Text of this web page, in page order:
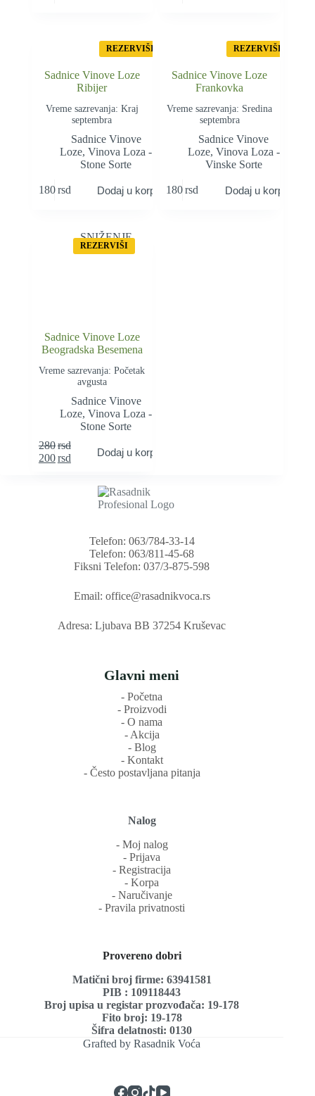
REZERVIŠI
Sadnice Vinove Loze
Ribijer
Vreme sazrevanja: Kraj
septembra
Sadnice Vinove
Loze,Vinova Loza -
Stone Sorte
180rsd Dodaj u korpu
REZERVIŠI
Sadnice Vinove Loze
Frankovka
Vreme sazrevanja: Sredina
septembra
Sadnice Vinove
Loze, Vinova Loza -
Vinske Sorte
180 rsd Dodaj u korpu
REZERVIŠI
SNIŽENJE
Sadnice Vinove Loze
Beogradska Besemena
Vreme sazrevanja: Početak
avgusta
Sadnice Vinove
Loze,Vinova Loza -
Stone Sorte
280rsd
Оригинална
200rsdТренутна
200rsd.
Dodaj u korpu
Telefon: 063/784-33-14
Telefon: 063/811-45-68
Fiksni Telefon: 037/3-875-598
Email: office@rasadnikvoca.rs
Adresa: Ljubava BB 37254 Kruševac
Glavni meni
‐ Početna
‐ Proizvodi
‐ O nama
‐ Akcija
‐ Blog
‐ Kontakt
‐ Često postavljana pitanja
Nalog
‐ Moj nalog
‐ Prijava
‐ Registracija
‐ Korpa
‐ Naručivanje
‐ Pravila privatnosti
Provereno dobri
Matični broj firme: 63941581
PIB : 109118443
Broj upisa u registar prozvođača: 19-178
Fito broj: 19-178
Šifra delatnosti: 0130
Grafted by Rasadnik Voća